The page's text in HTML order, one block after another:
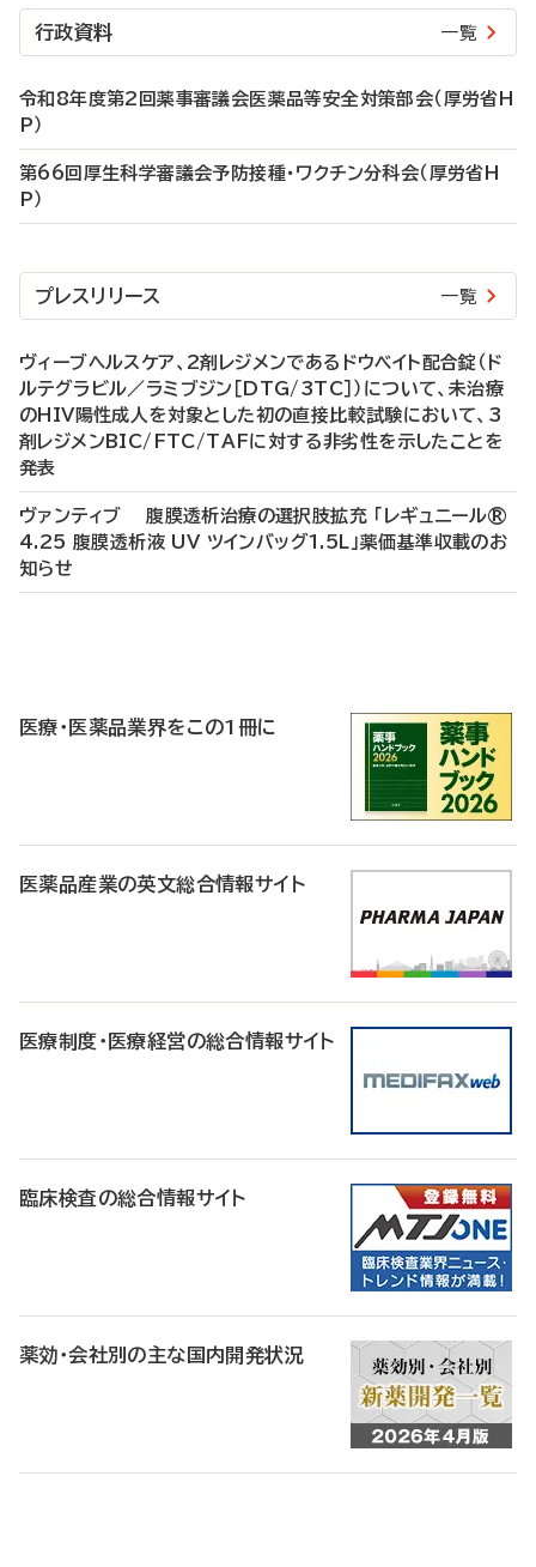
行政資料 一覧
令和8年度第2回薬事審議会医薬品等安全対策部会（厚労省H
P）
第66回厚生科学審議会予防接種・ワクチン分科会（厚労省H
P）
プレスリリース 一覧
ヴィーブヘルスケア、2剤レジメンであるドウベイト配合錠（ド
ルテグラビル／ラミブジン［DTG/3TC］）について、未治療
のHIV陽性成人を対象とした初の直接比較試験において、3
剤レジメンBIC/FTC/TAFに対する非劣性を示したことを
発表
ヴァンティブ 腹膜透析治療の選択肢拡充 「レギュニール®
4.25 腹膜透析液 UV ツインバッグ1.5L」薬価基準収載のお
知らせ
医療・医薬品業界をこの1冊に
医薬品産業の英文総合情報サイト
医療制度・医療経営の総合情報サイト
臨床検査の総合情報サイト
薬効・会社別の主な国内開発状況